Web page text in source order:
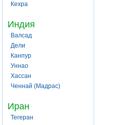
Кехра
Индия
Валсад
Дели
Канпур
Уннао
Хассан
Ченнай (Мадрас)
Иран
Тегеран